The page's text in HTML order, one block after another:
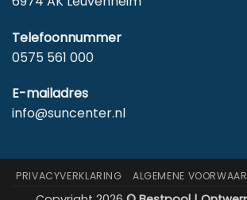
Telefoonnummer
0575 561 000
E-mailadres
info@suncenter.nl
PRIVACYVERKLARING ALGEMENE